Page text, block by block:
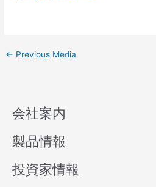
← Previous Media
会社案内
製品情報
投資家情報